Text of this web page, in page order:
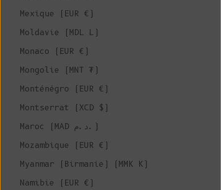
Mexique (EUR €)
Moldavie (MDL L)
Monaco (EUR €)
Mongolie (MNT ₮)
Monténégro (EUR €)
Montserrat (XCD $)
Maroc (MAD د.م.)
Mozambique (EUR €)
Myanmar (Birmanie) (MMK K)
Namibie (EUR €)